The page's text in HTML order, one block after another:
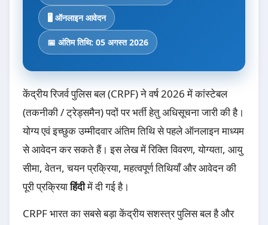
🖥️ ऑनलाइन आवेदन
📅 अंतिम तिथि: 05 अगस्त 2026
केंद्रीय रिजर्व पुलिस बल (CRPF) ने वर्ष 2026 में कांस्टेबल
(तकनीकी / ट्रेड्समैन) पदों पर भर्ती हेतु अधिसूचना जारी की है।
योग्य एवं इच्छुक उम्मीदवार अंतिम तिथि से पहले ऑनलाइन माध्यम
से आवेदन कर सकते हैं। इस लेख में रिक्ति विवरण, योग्यता, आयु
सीमा, वेतन, चयन प्रक्रिया, महत्वपूर्ण तिथियाँ और आवेदन की
पूरी प्रक्रियाहिंदीमें दी गई है।
CRPF भारत का सबसे बड़ा केंद्रीय सशस्त्र पुलिस बल है और